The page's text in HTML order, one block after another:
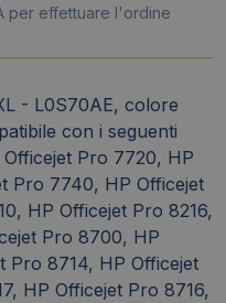
per effettuare l'ordine
- L0S70AE, colore
con i seguenti
Pro 7720, HP
Pro 7740, HP Officejet
HP Officejet Pro 8216,
Pro 8700, HP
Pro 8714, HP Officejet
HP Officejet Pro 8716,